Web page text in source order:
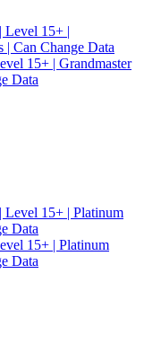
15+ | Grandmaster
Data
15+ | Platinum
Data